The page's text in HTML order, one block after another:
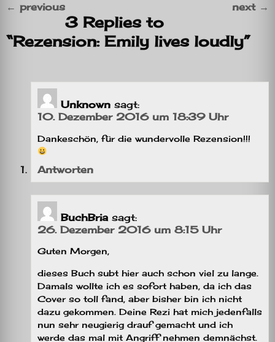
← previous next →
3 Replies to
“Rezension: Emily lives loudly”
Unknown sagt:
10. Dezember 2016 um 18:39 Uhr
Dankeschön, für die wundervolle Rezension!!!
Antworten
BuchBria sagt:
26. Dezember 2016 um 8:15 Uhr
Guten Morgen,
dieses Buch subt hier auch schon viel zu lange.
Damals wollte ich es sofort haben, da ich das
Cover so toll fand, aber bisher bin ich nicht
dazu gekommen. Deine Rezi hat mich jedenfalls
nun sehr neugierig drauf gemacht und ich
werde das mal mit Angriff nehmen demnächst.